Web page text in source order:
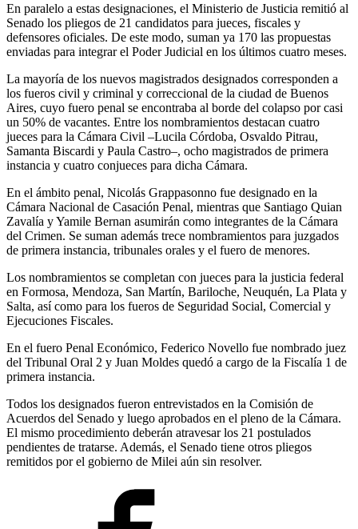
En paralelo a estas designaciones, el Ministerio de Justicia remitió al
Senado los pliegos de 21 candidatos para jueces, fiscales y
defensores oficiales. De este modo, suman ya 170 las propuestas
enviadas para integrar el Poder Judicial en los últimos cuatro meses.
La mayoría de los nuevos magistrados designados corresponden a
los fueros civil y criminal y correccional de la ciudad de Buenos
Aires, cuyo fuero penal se encontraba al borde del colapso por casi
un 50% de vacantes. Entre los nombramientos destacan cuatro
jueces para la Cámara Civil –Lucila Córdoba, Osvaldo Pitrau,
Samanta Biscardi y Paula Castro–, ocho magistrados de primera
instancia y cuatro conjueces para dicha Cámara.
En el ámbito penal, Nicolás Grappasonno fue designado en la
Cámara Nacional de Casación Penal, mientras que Santiago Quian
Zavalía y Yamile Bernan asumirán como integrantes de la Cámara
del Crimen. Se suman además trece nombramientos para juzgados
de primera instancia, tribunales orales y el fuero de menores.
Los nombramientos se completan con jueces para la justicia federal
en Formosa, Mendoza, San Martín, Bariloche, Neuquén, La Plata y
Salta, así como para los fueros de Seguridad Social, Comercial y
Ejecuciones Fiscales.
En el fuero Penal Económico, Federico Novello fue nombrado juez
del Tribunal Oral 2 y Juan Moldes quedó a cargo de la Fiscalía 1 de
primera instancia.
Todos los designados fueron entrevistados en la Comisión de
Acuerdos del Senado y luego aprobados en el pleno de la Cámara.
El mismo procedimiento deberán atravesar los 21 postulados
pendientes de tratarse. Además, el Senado tiene otros pliegos
remitidos por el gobierno de Milei aún sin resolver.